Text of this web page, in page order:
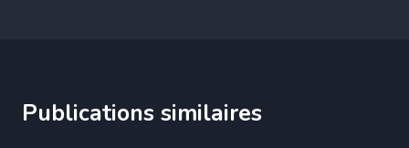
Publications similaires